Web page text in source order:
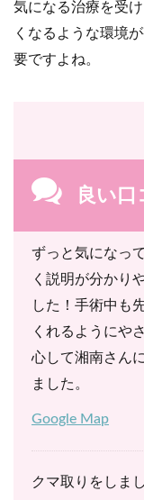
気になる治療を受
くなるような環境
要ですよね。
良い口
ずっと気になっ
く説明が分かり
した！手術中も
くれるようにや
心して湘南さん
ました。
Google Map
クマ取りをしま